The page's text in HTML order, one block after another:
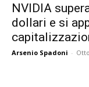
NVIDIA
dollari e si
Arsenio Spadoni -